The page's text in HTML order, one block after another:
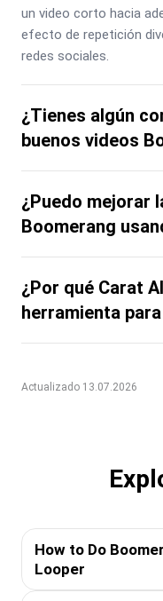
un video corto hacia
efecto de repetición
redes sociales.
¿Tienes algún
buenos videos
¿Puedo mejorar
Boomerang
¿Por qué Carat
herramienta
Actualizado 13.07.2026
How to Do
Looper